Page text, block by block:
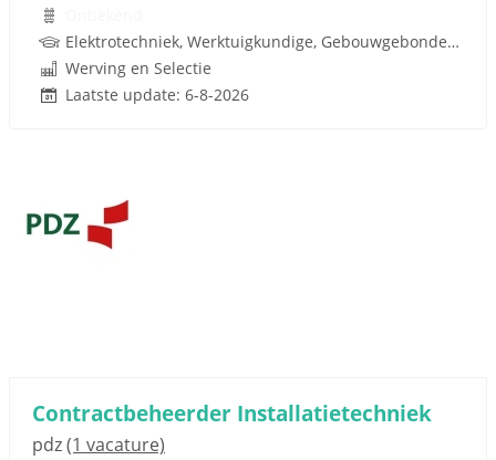
Elektrotechniek, Werktuigkundige, Gebouwgebonden installaties, Techniek
Werving en Selectie
Laatste update: 6-8-2026
Contractbeheerder Installatietechniek
pdz(1 vacature)